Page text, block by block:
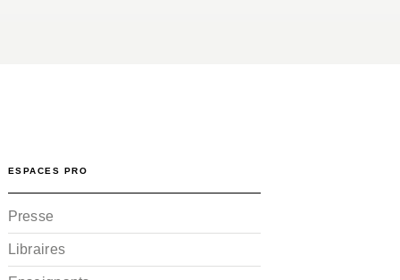
ESPACES PRO
Presse
Libraires